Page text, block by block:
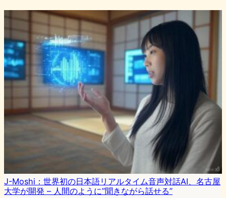
J-Moshi：世界初の日本語リアルタイム音声対話AI、名古屋
大学が開発 – 人間のように”聞きながら話せる”